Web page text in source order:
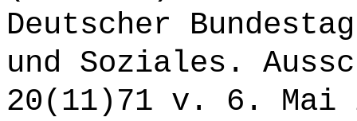
Deutscher
und Soziales.
20(11)71 v. 6.